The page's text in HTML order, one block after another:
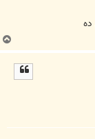
ب
ا